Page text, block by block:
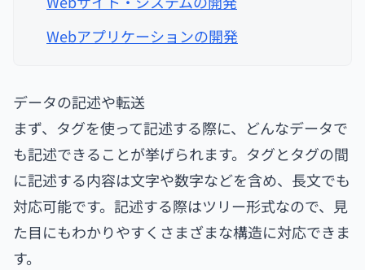
Webアプリケーションの開発
データの記述や転送
まず、タグを使って記述する際に、どんなデータで
も記述できることが挙げられます。タグとタグの間
に記述する内容は文字や数字などを含め、長文でも
対応可能です。記述する際はツリー形式なので、見
た目にもわかりやすくさまざまな構造に対応できま
す。